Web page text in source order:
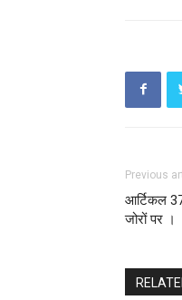
Previous
आर्टिकल
जोरों पर ।